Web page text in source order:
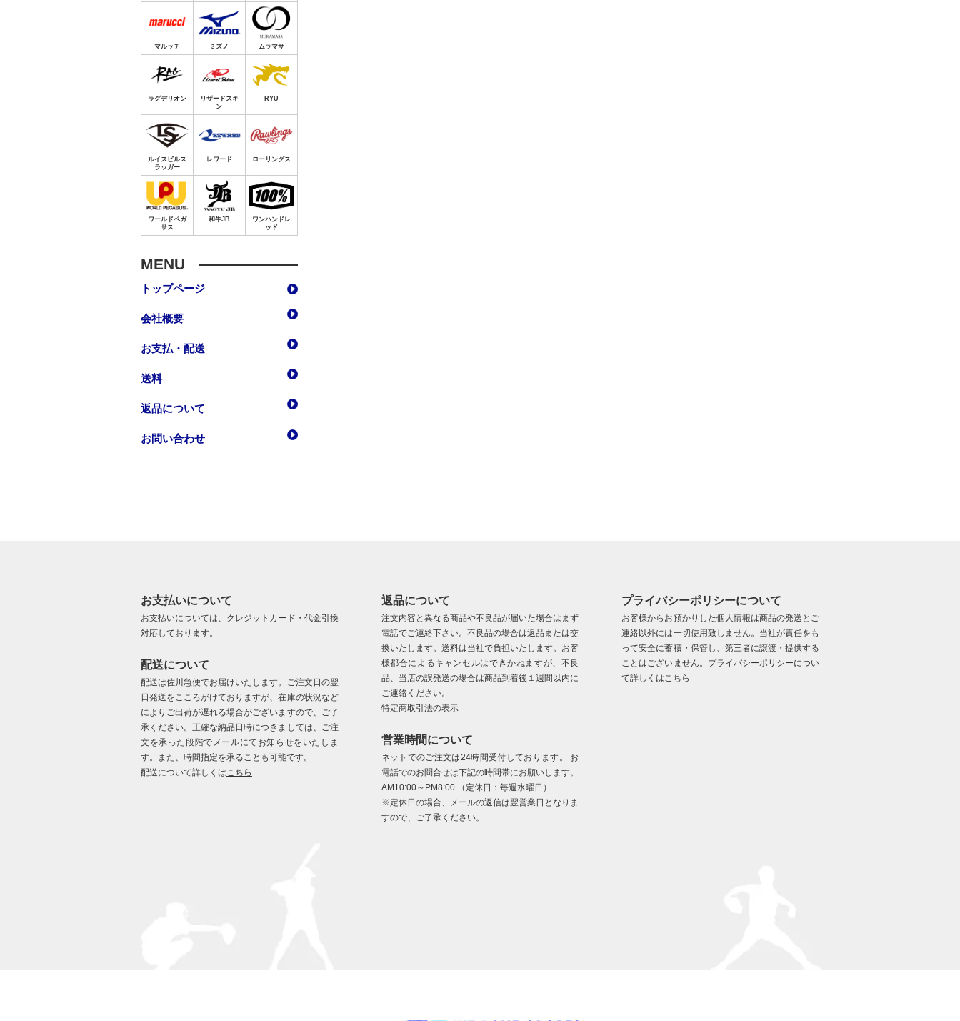
MENU
トップページ
会社概要
お支払・配送
送料
返品について
お問い合わせ
お支払いについて
お支払いについては、クレジットカード・代金引換
対応しております。
配送について
配送は佐川急便でお届けいたします。ご注文日の翌
日発送をこころがけておりますが、在庫の状況など
によりご出荷が遅れる場合がございますので、ご了
承ください。正確な納品日時につきましては、ご注
文を承った段階でメールにてお知らせをいたしま
す。また、時間指定を承ることも可能です。
配送について詳しくはこちら
返品について
注文内容と異なる商品や不良品が届いた場合はまず
電話でご連絡下さい。不良品の場合は返品または交
換いたします。送料は当社で負担いたします。お客
様都合によるキャンセルはできかねますが、不良
品、当店の誤発送の場合は商品到着後１週間以内に
ご連絡ください。
特定商取引法の表示
営業時間について
ネットでのご注文は24時間受付しております。 お
電話でのお問合せは下記の時間帯にお願いします。
AM10:00～PM8:00 （定休日：毎週水曜日）
※定休日の場合、メールの返信は翌営業日となりま
すので、ご了承ください。
プライバシーポリシーについて
お客様からお預かりした個人情報は商品の発送とご
連絡以外には一切使用致しません。当社が責任をも
って安全に蓄積・保管し、第三者に譲渡・提供する
ことはございません。プライバシーポリシーについ
て詳しくはこちら